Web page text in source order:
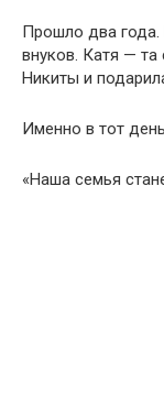
Прошло два года.
внуков. Катя —
Никиты и
Именно в тот
«Наша семья